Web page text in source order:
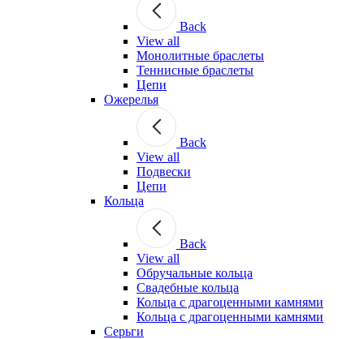
Back
View all
Монолитные браслеты
Теннисные браслеты
Цепи
Ожерелья
Back
View all
Подвески
Цепи
Кольца
Back
View all
Обручальные кольца
Свадебные кольца
Кольца с драгоценными камнями
Кольца с драгоценными камнями
Серьги